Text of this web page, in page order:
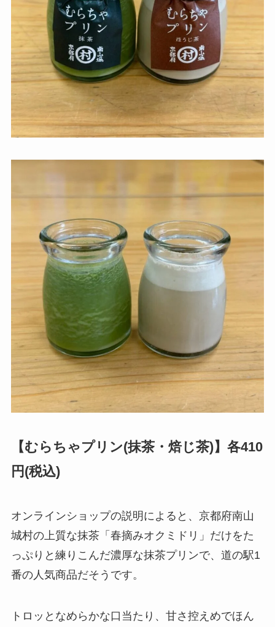
【むらちゃプリン(抹茶・焙じ茶)】各410
円(税込)
オンラインショップの説明によると、京都府南山
城村の上質な抹茶「春摘みオクミドリ」だけをた
っぷりと練りこんだ濃厚な抹茶プリンで、道の駅1
番の人気商品だそうです。
トロッとなめらかな口当たり、甘さ控えめでほん